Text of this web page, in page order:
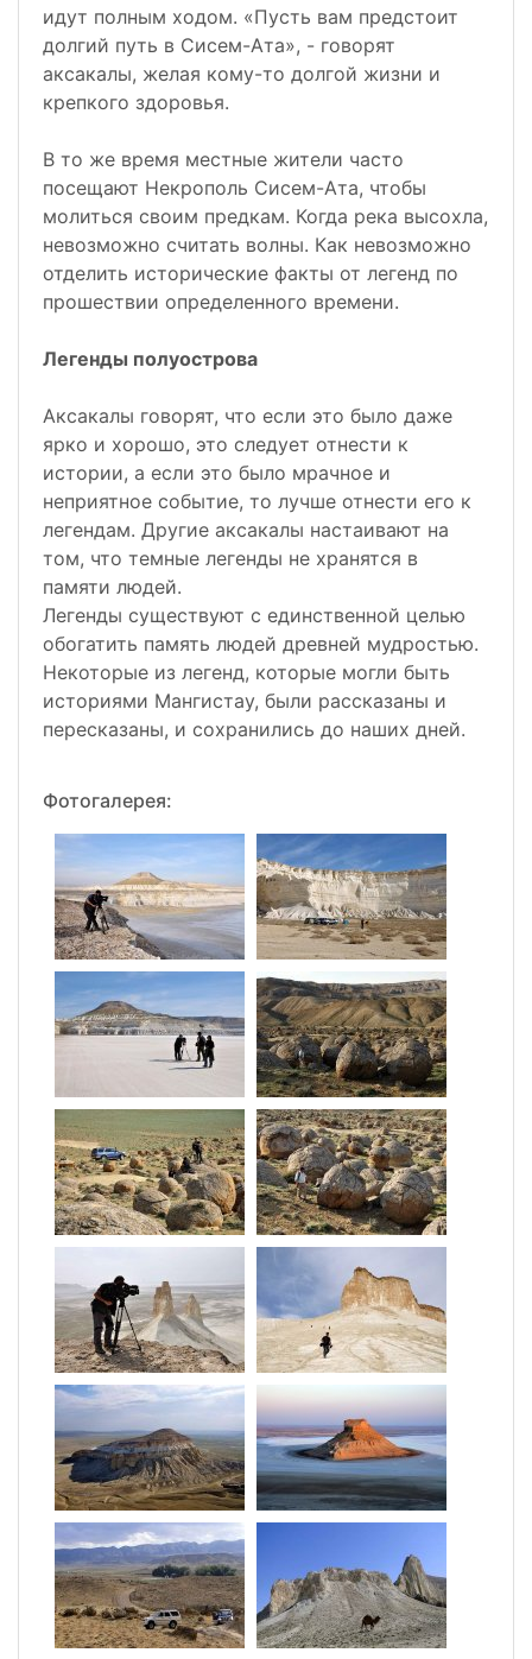
идут полным ходом. «Пусть вам предстоит
долгий путь в Сисем-Ата», - говорят
аксакалы, желая кому-то долгой жизни и
крепкого здоровья.
В то же время местные жители часто
посещают Некрополь Сисем-Ата, чтобы
молиться своим предкам. Когда река высохла,
невозможно считать волны. Как невозможно
отделить исторические факты от легенд по
прошествии определенного времени.
Легенды полуострова
Аксакалы говорят, что если это было даже
ярко и хорошо, это следует отнести к
истории, а если это было мрачное и
неприятное событие, то лучше отнести его к
легендам. Другие аксакалы настаивают на
том, что темные легенды не хранятся в
памяти людей.
Легенды существуют с единственной целью
обогатить память людей древней мудростью.
Некоторые из легенд, которые могли быть
историями Мангистау, были рассказаны и
пересказаны, и сохранились до наших дней.
Фотогалерея: